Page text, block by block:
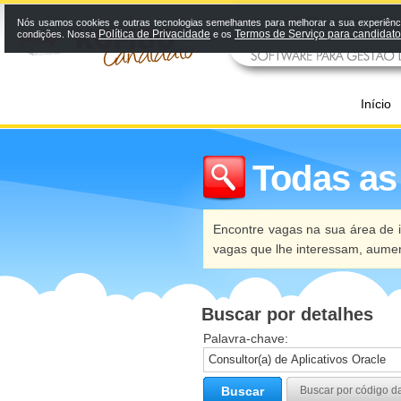
Início
Todas
Encontre vagas na sua área
vagas que lhe interessam,
Buscar por detalhes
Palavra-chave:
Buscar Buscar por código
Nós usamos cookies e outras tecnologias semelhantes para melhorar a sua
condições. Nossa Política de Privacidade e os Termos de Serviço para